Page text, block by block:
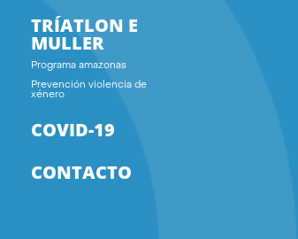
TRÍATLON E
MULLER
Programa amazonas
Prevención violencia de
xénero
COVID-19
CONTACTO